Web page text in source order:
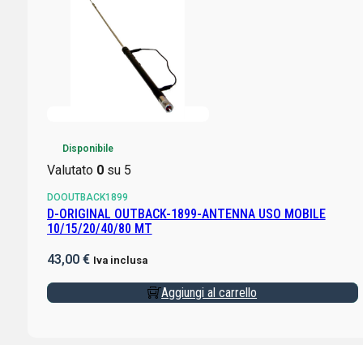
Disponibile
Valutato 0su 5
DOOUTBACK1899
D-ORIGINAL OUTBACK-1899-ANTENNA USO MOBILE
10/15/20/40/80 MT
43,00 € Iva inclusa
Aggiungi al carrello